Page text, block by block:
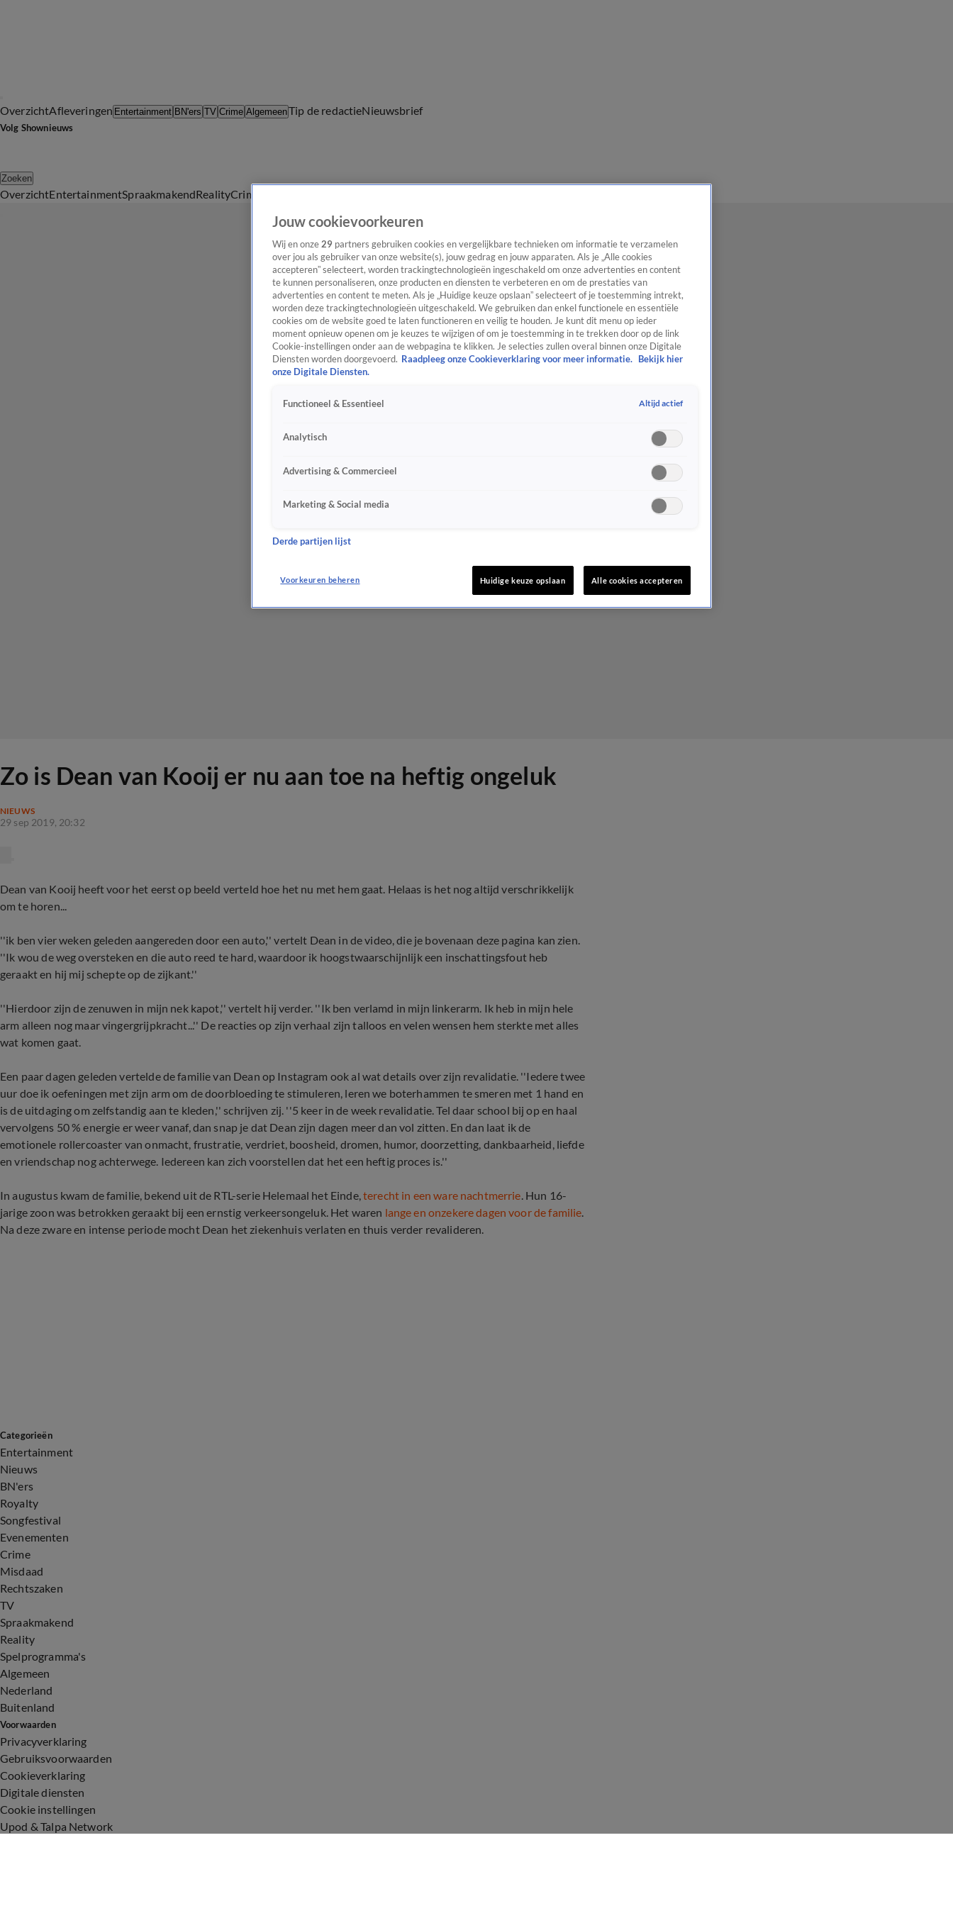
OverzichtAfleveringen Entertainment BN'ers TV Crime AlgemeenTip de redactieNieuwsbrief
Volg Shownieuws
Zoeken
OverzichtEntertainmentSpraakmakendRealityCrime
Zo is Dean van Kooij er nu aan toe na heftig ongeluk
NIEUWS
29 sep 2019, 20:32
Dean van Kooij heeft voor het eerst op beeld verteld hoe het nu met hem gaat. Helaas is het nog altijd verschrikkelijk
om te horen...
''ik ben vier weken geleden aangereden door een auto,'' vertelt Dean in de video, die je bovenaan deze pagina kan zien.
''Ik wou de weg oversteken en die auto reed te hard, waardoor ik hoogstwaarschijnlijk een inschattingsfout heb
geraakt en hij mij schepte op de zijkant.''
''Hierdoor zijn de zenuwen in mijn nek kapot,'' vertelt hij verder. ''Ik ben verlamd in mijn linkerarm. Ik heb in mijn hele
arm alleen nog maar vingergrijpkracht...'' De reacties op zijn verhaal zijn talloos en velen wensen hem sterkte met alles
wat komen gaat.
Een paar dagen geleden vertelde de familie van Dean op Instagram ook al wat details over zijn revalidatie. ''Iedere twee
uur doe ik oefeningen met zijn arm om de doorbloeding te stimuleren, leren we boterhammen te smeren met 1 hand en
is de uitdaging om zelfstandig aan te kleden,'' schrijven zij. ''5 keer in de week revalidatie. Tel daar school bij op en haal
vervolgens 50 % energie er weer vanaf, dan snap je dat Dean zijn dagen meer dan vol zitten. En dan laat ik de
emotionele rollercoaster van onmacht, frustratie, verdriet, boosheid, dromen, humor, doorzetting, dankbaarheid, liefde
en vriendschap nog achterwege. Iedereen kan zich voorstellen dat het een heftig proces is.''
In augustus kwam de familie, bekend uit de RTL-serie Helemaal het Einde,terecht in een ware nachtmerrie. Hun 16-
jarige zoon was betrokken geraakt bij een ernstig verkeersongeluk. Het waren lange en onzekere dagen voor de familie.
Na deze zware en intense periode mocht Dean het ziekenhuis verlaten en thuis verder revalideren.
Categorieën
Entertainment
Nieuws
BN'ers
Royalty
Songfestival
Evenementen
Crime
Misdaad
Rechtszaken
TV
Spraakmakend
Reality
Spelprogramma's
Algemeen
Nederland
Buitenland
Voorwaarden
Privacyverklaring
Gebruiksvoorwaarden
Cookieverklaring
Digitale diensten
Cookie instellingen
Upod & Talpa Network
Jouw cookievoorkeuren
Wij en onze 29 partners gebruiken cookies en vergelijkbare technieken om informatie te verzamelen
over jou als gebruiker van onze website(s), jouw gedrag en jouw apparaten. Als je „Alle cookies
accepteren” selecteert, worden trackingtechnologieën ingeschakeld om onze advertenties en content
te kunnen personaliseren, onze producten en diensten te verbeteren en om de prestaties van
advertenties en content te meten. Als je „Huidige keuze opslaan” selecteert of je toestemming intrekt,
worden deze trackingtechnologieën uitgeschakeld. We gebruiken dan enkel functionele en essentiële
cookies om de website goed te laten functioneren en veilig te houden. Je kunt dit menu op ieder
moment opnieuw openen om je keuzes te wijzigen of om je toestemming in te trekken door op de link
Cookie-instellingen onder aan de webpagina te klikken. Je selecties zullen overal binnen onze Digitale
Diensten worden doorgevoerd. Raadpleeg onze Cookieverklaring voor meer informatie. Bekijk hier
onze Digitale Diensten.
Functioneel & Essentieel Altijd actief
Analytisch
Advertising & Commercieel
Marketing & Social media
Derde partijen lijst
Voorkeuren beheren Huidige keuze opslaan Alle cookies accepteren